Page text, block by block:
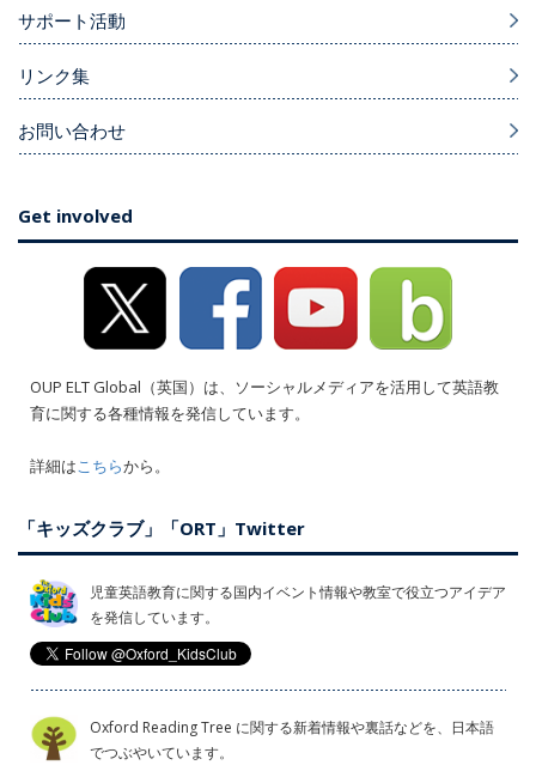
サポート活動
リンク集
お問い合わせ
Get involved
OUP ELT Global（英国）は、ソーシャルメディアを活用して英語教
育に関する各種情報を発信しています。
詳細はこちらから。
「キッズクラブ」「ORT」Twitter
児童英語教育に関する国内イベント情報や教室で役立つアイデア
を発信しています。
Oxford Reading Tree に関する新着情報や裏話などを、日本語
でつぶやいています。